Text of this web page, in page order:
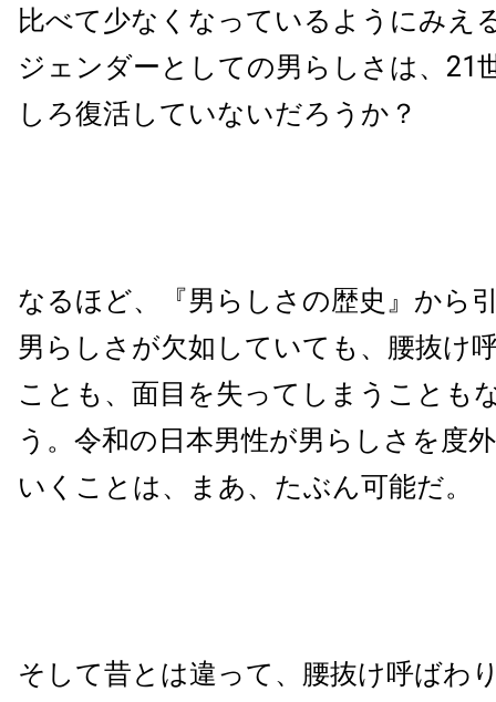
比べて少なくなっているようにみえ
ジェンダーとしての男らしさは、21
しろ復活していないだろうか？
なるほど、『男らしさの歴史』から
男らしさが欠如していても、腰抜け
ことも、面目を失ってしまうことも
う。令和の日本男性が男らしさを度
いくことは、まあ、たぶん可能だ。
そして昔とは違って、腰抜け呼ばわ